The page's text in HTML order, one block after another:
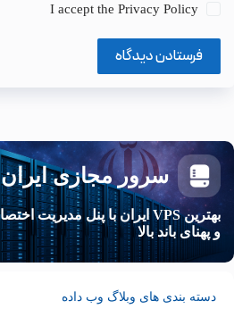
I accept the Privacy Policy
فرستادن دیدگاه
سرور مجازی ایران
و پهنای باند بالا
دسته بندی های وبلاگ وب داده